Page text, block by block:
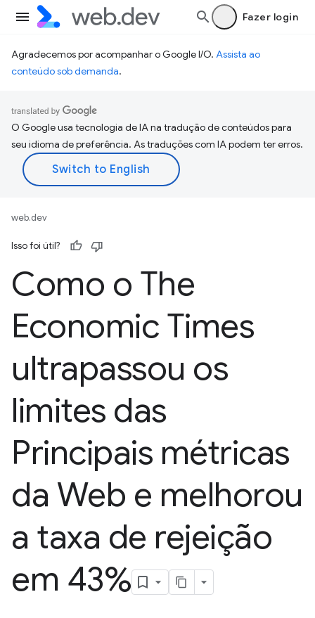
Fazer login
Agradecemos por acompanhar o Google I/O. Assista ao
conteúdo sob demanda.
O Google usa tecnologia de IA na tradução de conteúdos para
seu idioma de preferência. As traduções com IA podem ter erros.
web.dev
Isso foi útil?
Como o The
Economic Times
ultrapassou os
limites das
Principais métricas
da Web e melhorou
a taxa de rejeição
em 43%